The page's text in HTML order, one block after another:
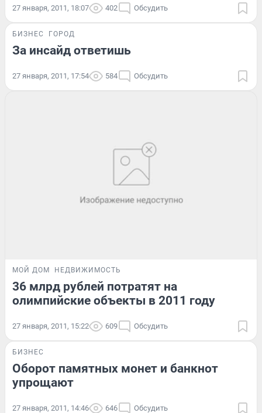
27 января, 2011, 18:07 402 Обсудить
БИЗНЕС ГОРОД
За инсайд ответишь
27 января, 2011, 17:54 584 Обсудить
МОЙ ДОМ НЕДВИЖИМОСТЬ
36 млрд рублей потратят на
олимпийские объекты в 2011 году
27 января, 2011, 15:22 609 Обсудить
БИЗНЕС
Оборот памятных монет и банкнот
упрощают
27 января, 2011, 14:46 646 Обсудить